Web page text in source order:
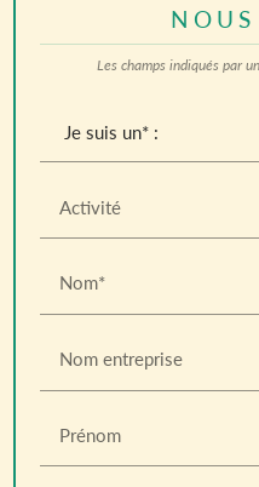
Les champs indiqués par
Activité
Nom*
Nom entreprise
Prénom